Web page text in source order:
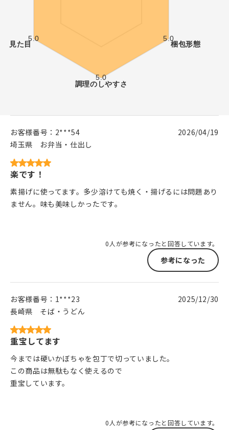
お客様番号： 2***54
埼玉県
お弁当・仕出し
2026/04/19
楽です！
素揚げに使ってます。多少溶けても焼く・揚げるには問題あり
ません。味も美味しかったです。
0人が参考になったと回答しています。
参考になった
お客様番号： 1***23
長崎県
そば・うどん
2025/12/30
重宝してます
今までは硬いかぼちゃを包丁で切っていました。
この商品は無駄もなく使えるので
重宝しています。
0人が参考になったと回答しています。